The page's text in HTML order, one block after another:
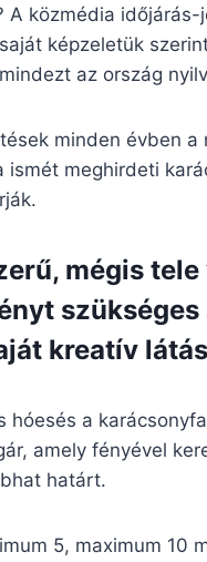
A közmédia
képzeletük
az ország
minden évben
ismét meghirdeti
mégis
kreatív
hóesés a
amely fényével
határt.
5, maximum 10